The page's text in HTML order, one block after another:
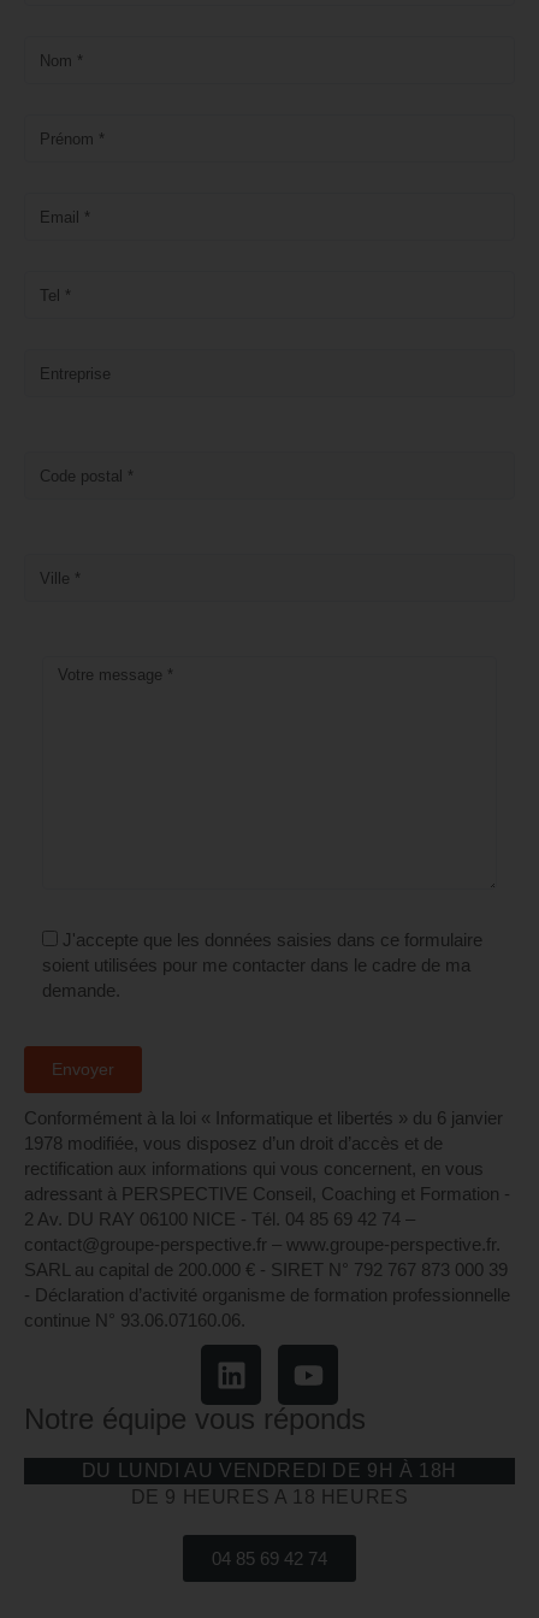
J'accepte que les données saisies dans ce formulaire
soient utilisées pour me contacter dans le cadre de ma
demande.
Conformément à la loi « Informatique et libertés » du 6 janvier
1978 modifiée, vous disposez d’un droit d’accès et de
rectification aux informations qui vous concernent, en vous
adressant à PERSPECTIVE Conseil, Coaching et Formation -
2 Av. DU RAY 06100 NICE - Tél. 04 85 69 42 74⁩ –
contact@groupe-perspective.fr – www.groupe-perspective.fr.
SARL au capital de 200.000 € - SIRET N° 792 767 873 000 39
- Déclaration d’activité organisme de formation professionnelle
continue N° 93.06.07160.06.
Notre équipe vous réponds
DU LUNDI AU VENDREDI DE 9H À 18H
DE 9 HEURES A 18 HEURES
04 85 69 42 74